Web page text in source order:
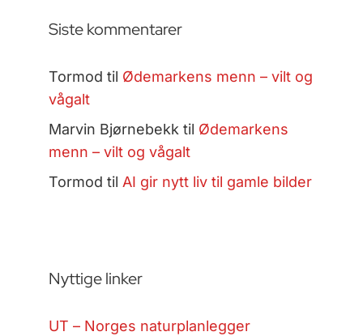
Siste kommentarer
Tormod til Ødemarkens menn – vilt og
vågalt
Marvin Bjørnebekktil Ødemarkens
menn – vilt og vågalt
Tormod til AI gir nytt liv til gamle bilder
Nyttige linker
UT – Norges naturplanlegger